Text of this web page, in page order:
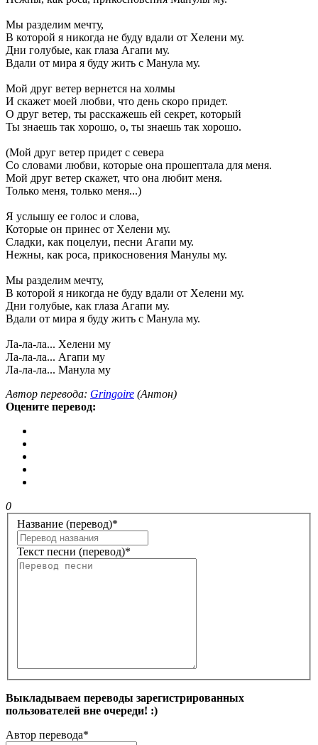
Мы разделим мечту,
В которой я никогда не буду вдали от Хелени му.
Дни голубые, как глаза Агапи му.
Вдали от мира я буду жить с Манула му.
Мой друг ветер вернется на холмы
И скажет моей любви, что день скоро придет.
О друг ветер, ты расскажешь ей секрет, который
Ты знаешь так хорошо, о, ты знаешь так хорошо.
(Мой друг ветер придет с севера
Со словами любви, которые она прошептала для меня.
Мой друг ветер скажет, что она любит меня.
Только меня, только меня...)
Я услышу ее голос и слова,
Которые он принес от Хелени му.
Сладки, как поцелуи, песни Агапи му.
Нежны, как роса, прикосновения Манулы му.
Мы разделим мечту,
В которой я никогда не буду вдали от Хелени му.
Дни голубые, как глаза Агапи му.
Вдали от мира я буду жить с Манула му.
Ла-ла-ла... Хелени му
Ла-ла-ла... Агапи му
Ла-ла-ла... Манула му
Автор перевода: Gringoire (Антон)
Оцените перевод:
0
Название (перевод)*
Текст песни (перевод)*
Выкладываем переводы зарегистрированных
пользователей вне очереди! :)
Автор перевода*